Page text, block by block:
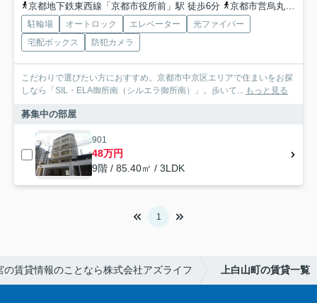
京都地下鉄東西線「京都市役所前」駅 徒歩6分
京都市営烏丸線「烏丸御池」駅 徒歩10分
駐輪場 オートロック エレベーター
光ファイバー
宅配ボックス
防犯カメラ
こだわりで選びたい方におすすめ。京都市中京区エリアで住まいをお探
しなら「SIL・ELA御所南（シルエラ御所南）」。歩いて... もっと見る
募集中の部屋
901
48万円
9階 / 85.40㎡ / 3LDK
1
の賃貸情報のことなら株式会社アズライフ 上白山町の賃貸一覧